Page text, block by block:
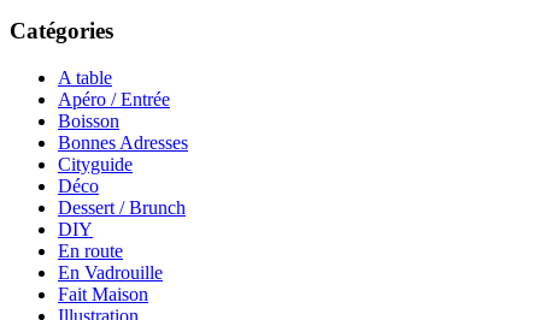
Catégories
A table
Apéro / Entrée
Boisson
Bonnes Adresses
Cityguide
Déco
Dessert / Brunch
DIY
En route
En Vadrouille
Fait Maison
Illustration